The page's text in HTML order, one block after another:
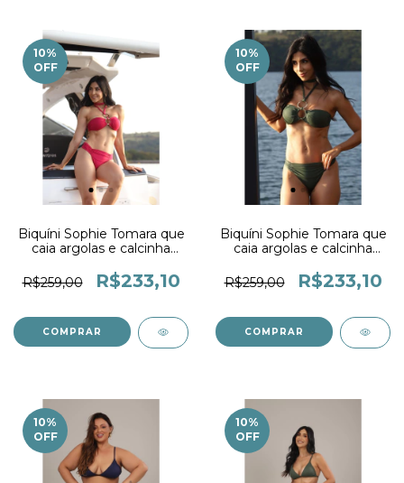
10%
OFF
Biquíni Sophie Tomara que
caia argolas e calcinha
R$259,00
R$233,10
COMPRAR
10%
OFF
Biquíni Sophie Tomara que
caia argolas e calcinha
R$259,00
R$233,10
COMPRAR
10%
OFF
10%
OFF